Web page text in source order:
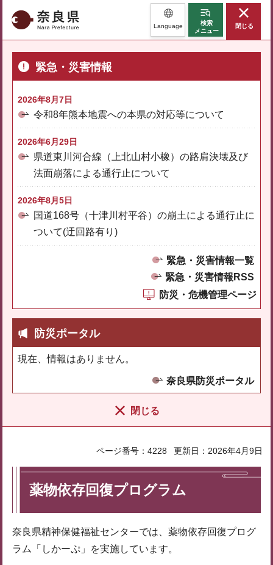
奈良県 Language
検索
メニュー
閉じる
緊急・災害情報
2026年8月7日
令和8年熊本地震への本県の対応等について
2026年6月29日
県道東川河合線（上北山村小橡）の路肩決壊及び
法面崩落による通行止について
2026年8月5日
国道168号（十津川村平谷）の崩土による通行止に
ついて(迂回路有り)
緊急・災害情報一覧
緊急・災害情報RSS
防災・危機管理ページ
防災ポータル
現在、情報はありません。
奈良県防災ポータル
閉じる
ページ番号：4228 更新日：2026年4月9日
薬物依存回復プログラム
奈良県精神保健福祉センターでは、薬物依存回復プログ
ラム「しかーぷ」を実施しています。